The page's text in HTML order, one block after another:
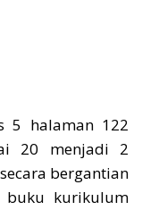
5 halaman 122
20 menjadi 2
bergantian
kurikulum